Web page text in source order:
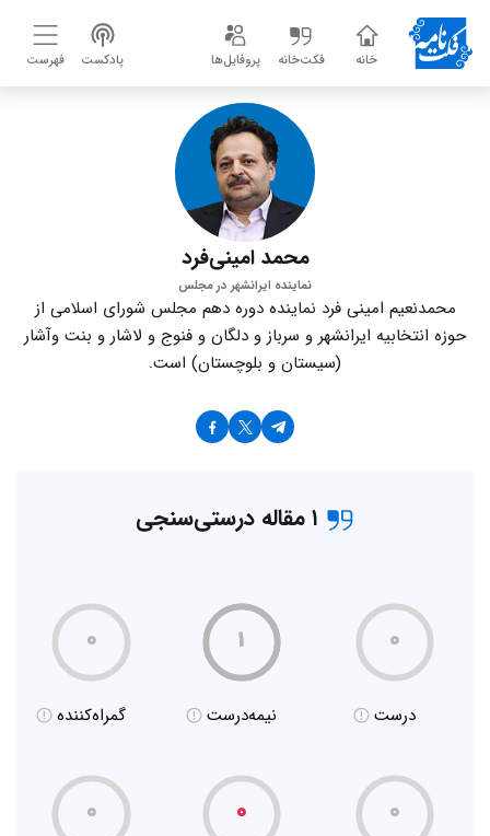
خانه فکت‌خانه پروفایل‌ها پادکست فهرست
محمد امینی‌فرد
نماینده ایرانشهر در مجلس
محمدنعیم امینی فرد نماینده دوره دهم مجلس شورای اسلامی از
حوزه انتخابیه ایرانشهر و سرباز و دلگان و فنوج و لاشار و بنت وآشار
(سیستان و بلوچستان) است.
۱ مقاله درستی‌سنجی
۰
درست
۱
نیمه‌درست
۰
گمراه‌کننده
۰ ۰ ۰